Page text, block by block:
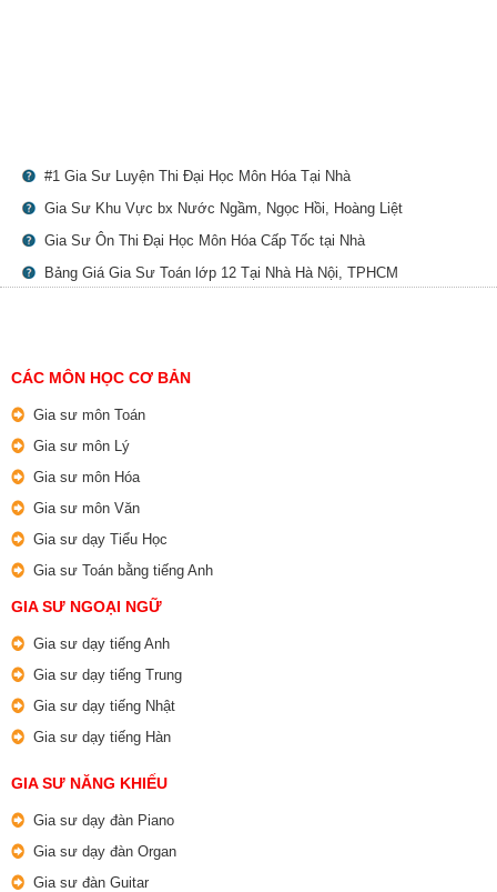
#1 Gia Sư Luyện Thi Đại Học Môn Hóa Tại Nhà
Gia Sư Khu Vực bx Nước Ngầm, Ngọc Hồi, Hoàng Liệt
Gia Sư Ôn Thi Đại Học Môn Hóa Cấp Tốc tại Nhà
Bảng Giá Gia Sư Toán lớp 12 Tại Nhà Hà Nội, TPHCM
CÁC MÔN HỌC CƠ BẢN
Gia sư môn Toán
Gia sư môn Lý
Gia sư môn Hóa
Gia sư môn Văn
Gia sư dạy Tiểu Học
Gia sư Toán bằng tiếng Anh
GIA SƯ NGOẠI NGỮ
Gia sư dạy tiếng Anh
Gia sư dạy tiếng Trung
Gia sư dạy tiếng Nhật
Gia sư dạy tiếng Hàn
GIA SƯ NĂNG KHIẾU
Gia sư dạy đàn Piano
Gia sư dạy đàn Organ
Gia sư đàn Guitar